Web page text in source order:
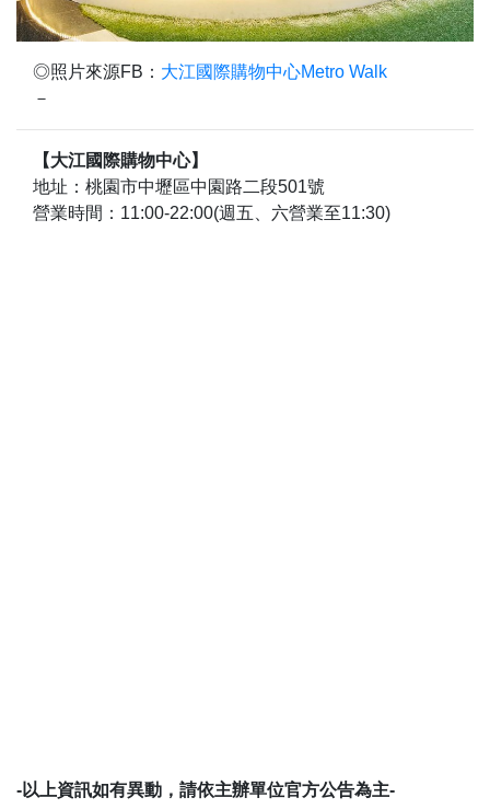
◎照片來源FB： 大江國際購物中心Metro Walk
－
【大江國際購物中心】
地址：桃園市中壢區中園路二段501號
營業時間：11:00-22:00(週五、六營業至11:30)
-以上資訊如有異動，請依主辦單位官方公告為主-